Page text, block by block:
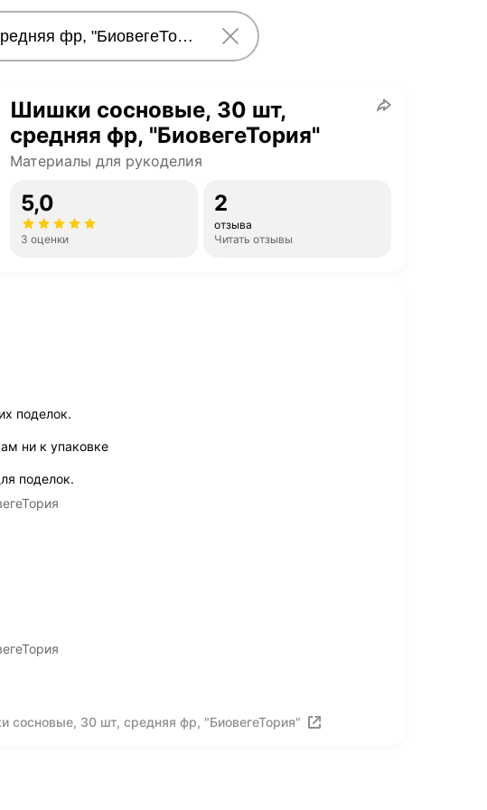
Шишки сосновые, 30 шт,
средняя фр, "БиовегеТория"
Материалы для рукоделия
5,0
3 оценки
2
отзыва
Читать отзывы
поделок.
ни к упаковке
поделок.
сосновые, 30 шт, средняя фр, "БиовегеТория"